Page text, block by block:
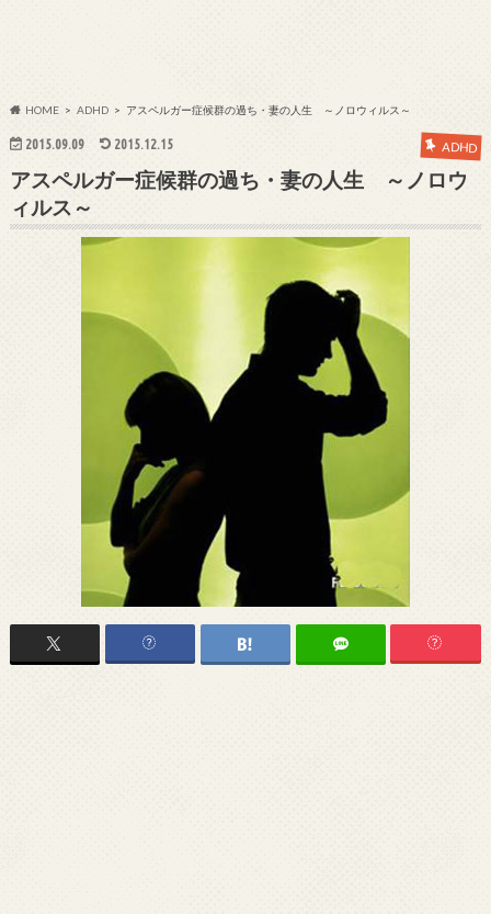
HOME ADHD アスペルガー症候群の過ち・妻の人生 ～ノロウィルス～
2015.09.09 2015.12.15 ADHD
アスペルガー症候群の過ち・妻の人生 ～ノロウ
ィルス～